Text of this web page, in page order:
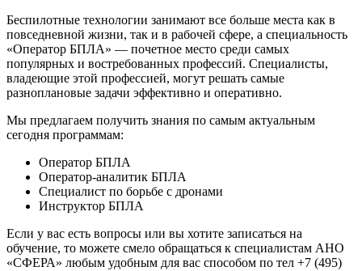
Беспилотные технологии занимают все больше места как в
повседневной жизни, так и в рабочей сфере, а специальность
«Оператор БПЛА» — почетное место среди самых
популярных и востребованных профессий. Специалисты,
владеющие этой профессией, могут решать самые
разноплановые задачи эффективно и оперативно.
Мы предлагаем получить знания по самым актуальным
сегодня программам:
Оператор БПЛА
Оператор-аналитик БПЛА
Специалист по борьбе с дронами
Инструктор БПЛА
Если у вас есть вопросы или вы хотите записаться на
обучение, то можете смело обращаться к специалистам АНО
«СФЕРА» любым удобным для вас способом по тел +7 (495)